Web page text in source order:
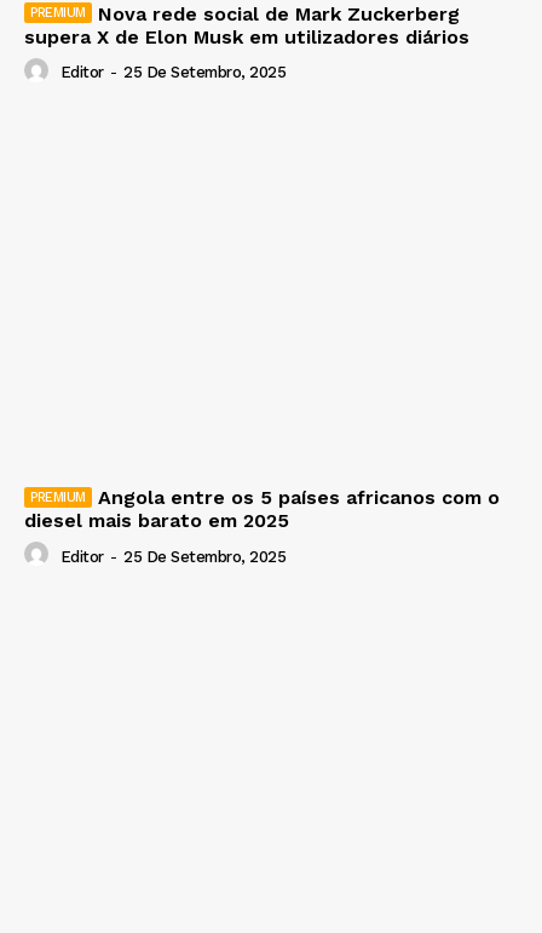
Nova rede social de Mark Zuckerberg
supera X de Elon Musk em utilizadores diários
Editor - 25 De Setembro, 2025
Angola entre os 5 países africanos com o
diesel mais barato em 2025
Editor - 25 De Setembro, 2025